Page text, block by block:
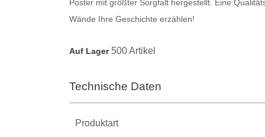
Poster mit größter Sorgfalt hergestellt. Eine
Wände Ihre Geschichte erzählen!
Auf Lager 500 Artikel
Technische Daten
Produktart